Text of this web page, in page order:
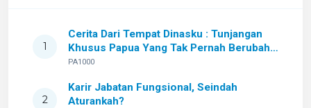
1
Cerita Dari Tempat Dinasku : Tunjangan
Khusus Papua Yang Tak Pernah Berubah
Setelah Sekian Lama
PA1000
2
Karir Jabatan Fungsional, Seindah
Aturankah?